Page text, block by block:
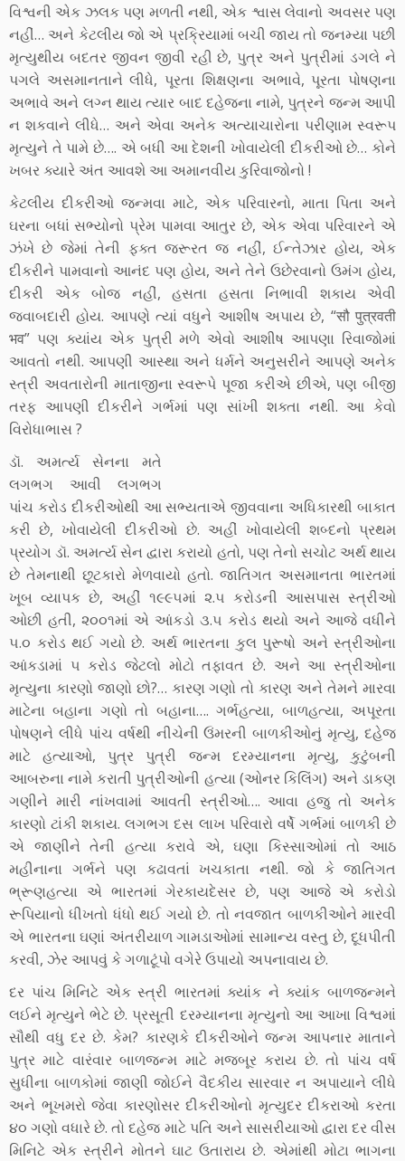
વિશ્વની એક ઝલક પણ મળતી નથી, એક શ્વાસ લેવાનો અવસર પણ
નહીં… અને કેટલીય જો એ પ્રક્રિયામાં બચી જાય તો જનમ્યા પછી
મૃત્યુથીય બદતર જીવન જીવી રહી છે, પુત્ર અને પુત્રીમાં ડગલે ને
પગલે અસમાનતાને લીધે, પૂરતા શિક્ષણના અભાવે, પૂરતા પોષણના
અભાવે અને લગ્ન થાય ત્યાર બાદ દહેજના નામે, પુત્રને જન્મ આપી
ન શકવાને લીધે… અને એવા અનેક અત્યાચારોના પરીણામ સ્વરૂપ
મૃત્યુને તે પામે છે…. એ બધી આ દેશની ખોવાયેલી દીકરીઓ છે… કોને
ખબર ક્યારે અંત આવશે આ અમાનવીય કુરિવાજોનો !
કેટલીય દીકરીઓ જન્મવા માટે, એક પરિવારનો, માતા પિતા અને
ઘરના બધાં સભ્યોનો પ્રેમ પામવા આતુર છે, એક એવા પરિવારને એ
ઝંખે છે જેમાં તેની ફક્ત જરૂરત જ નહીં, ઈન્તેઝાર હોય, એક
દીકરીને પામવાનો આનંદ પણ હોય, અને તેને ઉછેરવાનો ઉમંગ હોય,
દીકરી એક બોજ નહીં, હસતા હસતા નિભાવી શકાય એવી
જવાબદારી હોય. આપણે ત્યાં વધુને આશીષ અપાય છે, “सौ पुत्रवती
भव” પણ ક્યાંય એક પુત્રી મળે એવો આશીષ આપણા રિવાજોમાં
આવતો નથી. આપણી આસ્થા અને ધર્મને અનુસરીને આપણે અનેક
સ્ત્રી અવતારોની માતાજીના સ્વરૂપે પૂજા કરીએ છીએ, પણ બીજી
તરફ આપણી દીકરીને ગર્ભમાં પણ સાંખી શક્તા નથી. આ કેવો
વિરોધાભાસ ?
ડૉ. અમર્ત્ય સેનના મતે
લગભગ આવી લગભગ
પાંચ કરોડ દીકરીઓથી આ સભ્યતાએ જીવવાના અધિકારથી બાકાત
કરી છે, ખોવાયેલી દીકરીઓ છે. અહીં ખોવાયેલી શબ્દનો પ્રથમ
પ્રયોગ ડૉ. અમર્ત્ય સેન દ્વારા કરાયો હતો, પણ તેનો સચોટ અર્થ થાય
છે તેમનાથી છૂટકારો મેળવાયો હતો. જાતિગત અસમાનતા ભારતમાં
ખૂબ વ્યાપક છે, અહીં ૧૯૯૫માં ૨.૫ કરોડની આસપાસ સ્ત્રીઓ
ઓછી હતી, ૨૦૦૧માં એ આંકડો ૩.૫ કરોડ થયો અને આજે વધીને
૫.૦ કરોડ થઈ ગયો છે. અર્થ ભારતના કુલ પુરૂષો અને સ્ત્રીઓના
આંકડામાં ૫ કરોડ જેટલો મોટો તફાવત છે. અને આ સ્ત્રીઓના
મૃત્યુના કારણો જાણો છો?… કારણ ગણો તો કારણ અને તેમને મારવા
માટેના બહાના ગણો તો બહાના…. ગર્ભહત્યા, બાળહત્યા, અપૂરતા
પોષણને લીધે પાંચ વર્ષથી નીચેની ઉંમરની બાળકીઓનું મૃત્યુ, દહેજ
માટે હત્યાઓ, પુત્ર પુત્રી જન્મ દરમ્યાનના મૃત્યુ, કુટુંબની
આબરુના નામે કરાતી પુત્રીઓની હત્યા (ઓનર કિલિંગ) અને ડાકણ
ગણીને મારી નાંખવામાં આવતી સ્ત્રીઓ…. આવા હજુ તો અનેક
કારણો ટાંકી શકાય. લગભગ દસ લાખ પરિવારો વર્ષે ગર્ભમાં બાળકી છે
એ જાણીને તેની હત્યા કરાવે એ, ઘણા કિસ્સાઓમાં તો આઠ
મહીનાના ગર્ભને પણ કઢાવતાં ખચકાતા નથી. જો કે જાતિગત
ભ્રૂણહત્યા એ ભારતમાં ગેરકાયદેસર છે, પણ આજે એ કરોડો
રૂપિયાનો ધીખતો ધંધો થઈ ગયો છે. તો નવજાત બાળકીઓને મારવી
એ ભારતના ઘણાં અંતરીયાળ ગામડાઓમાં સામાન્ય વસ્તુ છે, દૂધપીતી
કરવી, ઝેર આપવું કે ગળાટૂંપો વગેરે ઉપાયો અપનાવાય છે.
દર પાંચ મિનિટે એક સ્ત્રી ભારતમાં ક્યાંક ને ક્યાંક બાળજન્મને
લઈને મૃત્યુને ભેટે છે. પ્રસૂતી દરમ્યાનના મૃત્યુનો આ આખા વિશ્વમાં
સૌથી વધુ દર છે. કેમ? કારણકે દીકરીઓને જન્મ આપનાર માતાને
પુત્ર માટે વારંવાર બાળજન્મ માટે મજબૂર કરાય છે. તો પાંચ વર્ષ
સુધીના બાળકોમાં જાણી જોઈને વૈદકીય સારવાર ન અપાયાને લીધે
અને ભૂખમરો જેવા કારણોસર દીકરીઓનો મૃત્યુદર દીકરાઓ કરતા
૪૦ ગણો વધારે છે. તો દહેજ માટે પતિ અને સાસરીયાઓ દ્વારા દર વીસ
મિનિટે એક સ્ત્રીને મોતને ઘાટ ઉતારાય છે. એમાંથી મોટા ભાગના